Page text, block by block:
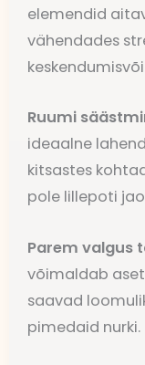
elemendid
vähendades
Ruumi
ideaalne
kitsastes
pole lillepoti
Parem valgus
võimaldab
saavad
pimedaid nurki.